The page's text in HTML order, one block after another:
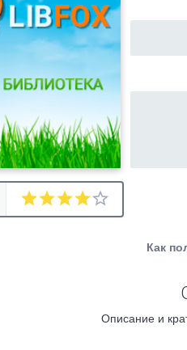
Как
Описание и